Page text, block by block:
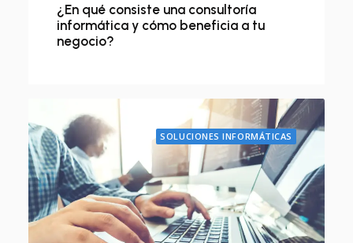
¿En qué consiste una consultoría
informática y cómo beneficia a tu
negocio?
SOLUCIONES INFORMÁTICAS